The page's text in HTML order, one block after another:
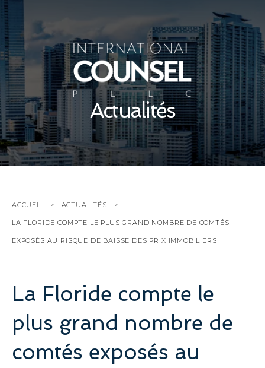
Actualités
ACCUEIL ACTUALITÉS
LA FLORIDE COMPTE LE PLUS GRAND NOMBRE DE COMTÉS
EXPOSÉS AU RISQUE DE BAISSE DES PRIX IMMOBILIERS
La Floride compte le
plus grand nombre de
comtés exposés au